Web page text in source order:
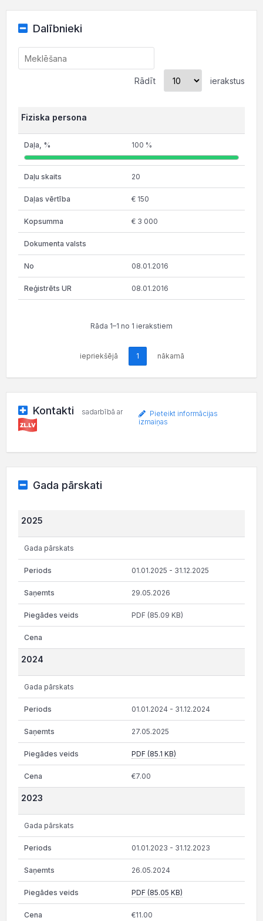
Dalībnieki
Rādīt ierakstus
Fiziska persona
100 %
20
€ 150
€ 3 000
08.01.2016
08.01.2016
Rāda 1–1 no 1 ierakstiem
iepriekšējā 1 nākamā
Kontakti sadarbībā ar
Pieteikt informācijas
izmaiņas
Gada pārskati
2025
Gada pārskats
01.01.2025 - 31.12.2025
29.05.2026
PDF (85.09 KB)
2024
Gada pārskats
01.01.2024 - 31.12.2024
27.05.2025
PDF (85.1 KB)
€7.00
2023
Gada pārskats
01.01.2023 - 31.12.2023
26.05.2024
PDF (85.05 KB)
€11.00